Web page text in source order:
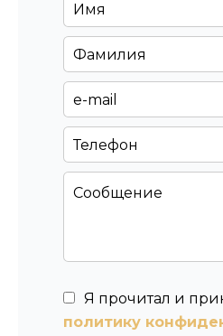
Я прочитал и
политику